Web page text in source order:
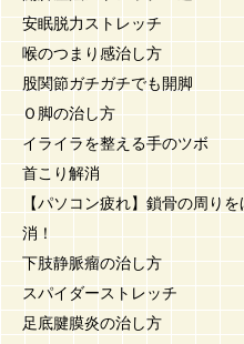
安眠脱力ストレッチ
喉のつまり感治し方
股関節ガチガチでも開脚
Ｏ脚の治し方
イライラを整える手のツボ
首こり解消
【パソコン疲れ】鎖骨の周り
消！
下肢静脈瘤の治し方
スパイダーストレッチ
足底腱膜炎の治し方